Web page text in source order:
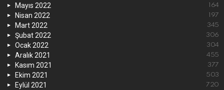
Mayıs 2022 164
Nisan 2022 197
Mart 2022 345
Şubat 2022 306
Ocak 2022 304
Aralık 2021 455
Kasım 2021 377
Ekim 2021 503
Eylül 2021 720